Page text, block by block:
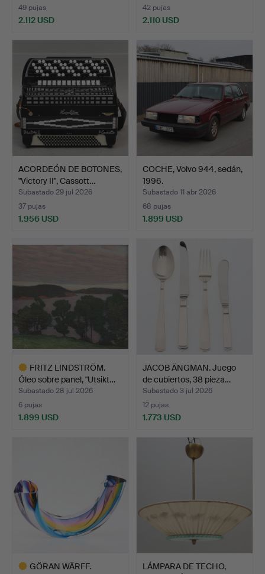
49 pujas
2.112 USD
42 pujas
2.110 USD
seleccionado
ACORDEÓN DE BOTONES,
"Victory II", Cassott…
Subastado 29 jul 2026
37 pujas
1.956 USD
COCHE, Volvo 944, sedán,
1996.
Subastado 11 abr 2026
68 pujas
1.899 USD
FRITZ LINDSTRÖM.
Óleo sobre panel, "Utsikt…
Subastado 28 jul 2026
6 pujas
1.899 USD
JACOB ÄNGMAN. Juego
de cubiertos, 38 pieza…
Subastado 3 jul 2026
12 pujas
1.773 USD
GÖRAN WÄRFF.
LÁMPARA DE TECHO,